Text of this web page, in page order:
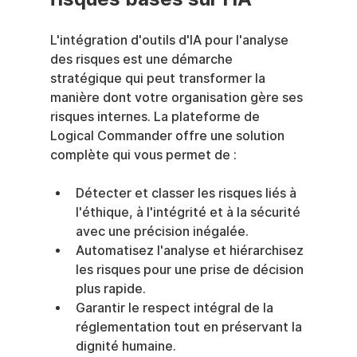
L'intégration d'outils d'IA pour l'analyse
des risques est une démarche
stratégique qui peut transformer la
manière dont votre organisation gère ses
risques internes. La plateforme de
Logical Commander offre une solution
complète qui vous permet de :
Détecter et classer les risques liés à
l'éthique, à l'intégrité et à la sécurité
avec une précision inégalée.
Automatisez l'analyse et hiérarchisez
les risques pour une prise de décision
plus rapide.
Garantir le respect intégral de la
réglementation tout en préservant la
dignité humaine.